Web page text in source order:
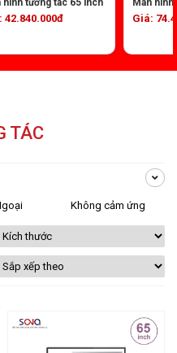
hình tương tác 65 inch
42.840.000đ
Màn
Giá:
TÁC
Không cảm ứng